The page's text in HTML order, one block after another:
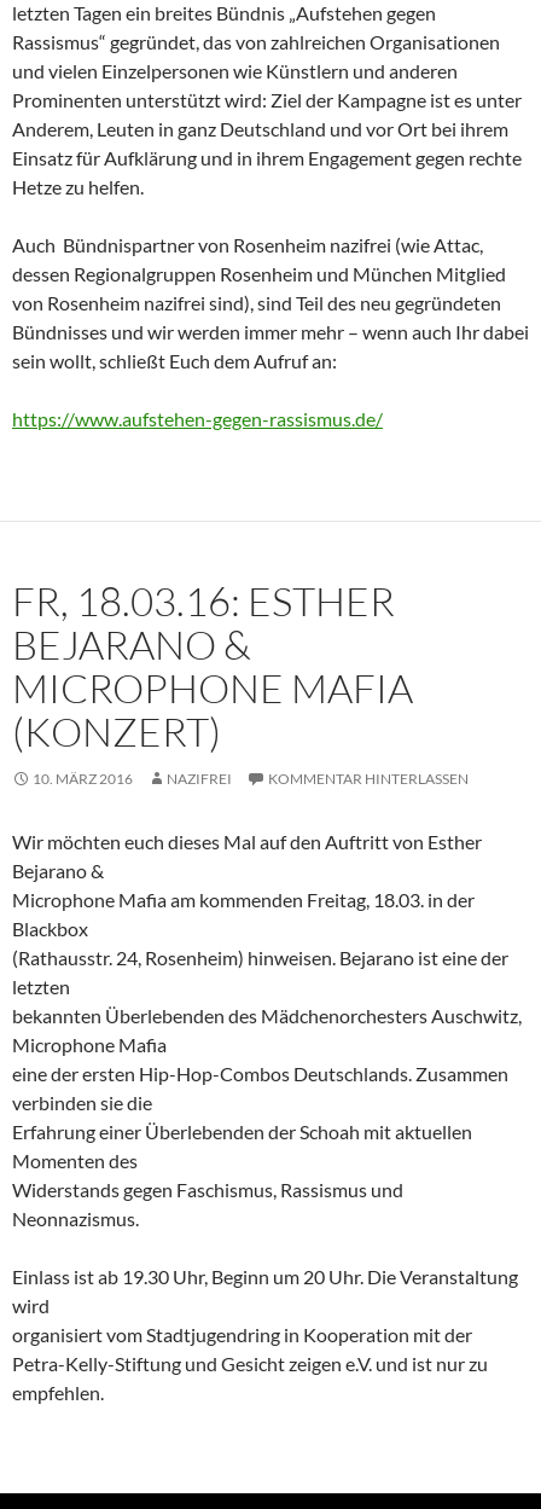
letzten Tagen ein breites Bündnis „Aufstehen gegen
Rassismus“ gegründet, das von zahlreichen Organisationen
und vielen Einzelpersonen wie Künstlern und anderen
Prominenten unterstützt wird: Ziel der Kampagne ist es unter
Anderem, Leuten in ganz Deutschland und vor Ort bei ihrem
Einsatz für Aufklärung und in ihrem Engagement gegen rechte
Hetze zu helfen.
Auch Bündnispartner von Rosenheim nazifrei (wie Attac,
dessen Regionalgruppen Rosenheim und München Mitglied
von Rosenheim nazifrei sind), sind Teil des neu gegründeten
Bündnisses und wir werden immer mehr – wenn auch Ihr dabei
sein wollt, schließt Euch dem Aufruf an:
https://www.aufstehen-gegen-rassismus.de/
FR, 18.03.16: ESTHER
BEJARANO &
MICROPHONE MAFIA
(KONZERT)
10. MÄRZ 2016 NAZIFREI KOMMENTAR HINTERLASSEN
Wir möchten euch dieses Mal auf den Auftritt von Esther
Bejarano &
Microphone Mafia am kommenden Freitag, 18.03. in der
Blackbox
(Rathausstr. 24, Rosenheim) hinweisen. Bejarano ist eine der
letzten
bekannten Überlebenden des Mädchenorchesters Auschwitz,
Microphone Mafia
eine der ersten Hip-Hop-Combos Deutschlands. Zusammen
verbinden sie die
Erfahrung einer Überlebenden der Schoah mit aktuellen
Momenten des
Widerstands gegen Faschismus, Rassismus und
Neonnazismus.
Einlass ist ab 19.30 Uhr, Beginn um 20 Uhr. Die Veranstaltung
wird
organisiert vom Stadtjugendring in Kooperation mit der
Petra-Kelly-Stiftung und Gesicht zeigen e.V. und ist nur zu
empfehlen.